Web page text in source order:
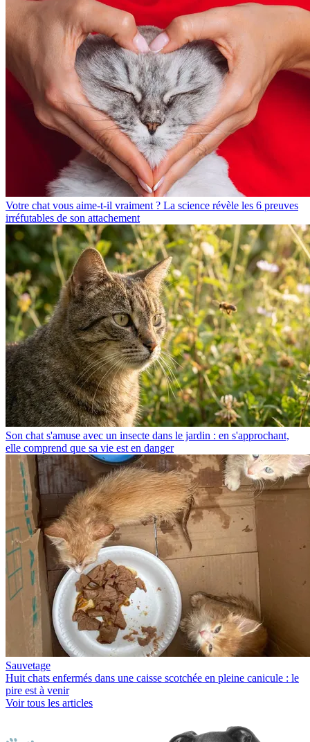
Votre chat vous aime-t-il vraiment ? La science révèle les 6 preuves
irréfutables de son attachement
Son chat s'amuse avec un insecte dans le jardin : en s'approchant,
elle comprend que sa vie est en danger
Sauvetage
Huit chats enfermés dans une caisse scotchée en pleine canicule : le
pire est à venir
Voir tous les articles